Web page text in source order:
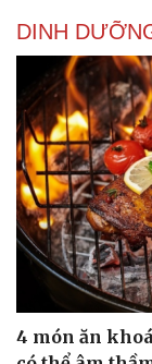
DINH
4 món ăn